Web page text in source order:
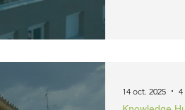
14 oct. 2025 4